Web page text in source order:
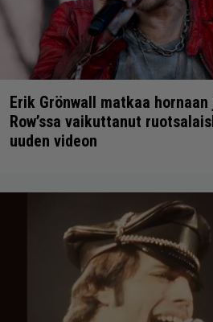
Erik Grönwall matkaa
Row’ssa vaikuttanut
uuden videon